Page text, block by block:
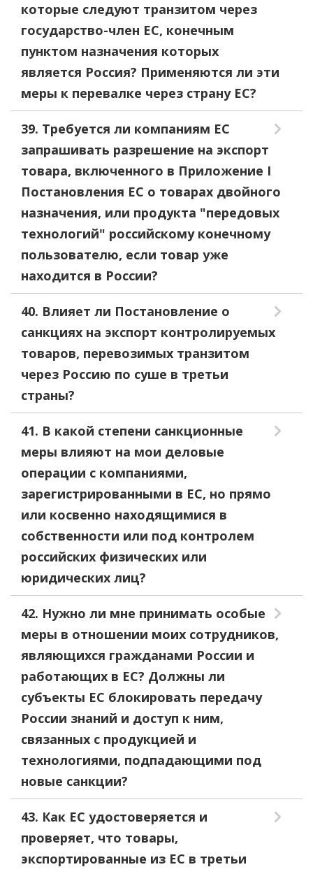
которые следуют транзитом через
государство-член ЕС, конечным
пунктом назначения которых
является Россия? Применяются ли эти
меры к перевалке через страну ЕС?
39. Требуется ли компаниям ЕС
запрашивать разрешение на экспорт
товара, включенного в Приложение I
Постановления ЕС о товарах двойного
назначения, или продукта "передовых
технологий" российскому конечному
пользователю, если товар уже
находится в России?
40. Влияет ли Постановление о
санкциях на экспорт контролируемых
товаров, перевозимых транзитом
через Россию по суше в третьи
страны?
41. В какой степени санкционные
меры влияют на мои деловые
операции с компаниями,
зарегистрированными в ЕС, но прямо
или косвенно находящимися в
собственности или под контролем
российских физических или
юридических лиц?
42. Нужно ли мне принимать особые
меры в отношении моих сотрудников,
являющихся гражданами России и
работающих в ЕС? Должны ли
субъекты ЕС блокировать передачу
России знаний и доступ к ним,
связанных с продукцией и
технологиями, подпадающими под
новые санкции?
43. Как ЕС удостоверяется и
проверяет, что товары,
экспортированные из ЕС в третьи